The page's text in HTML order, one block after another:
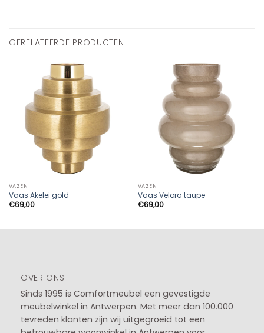
GERELATEERDE PRODUCTEN
VAZEN
Vaas Akelei gold
€69,00
VAZEN
Vaas Velora taupe
€69,00
OVER ONS
Sinds 1995 is Comfortmeubel een gevestigde
meubelwinkel in Antwerpen. Met meer dan 100.000
tevreden klanten zijn wij uitgegroeid tot een